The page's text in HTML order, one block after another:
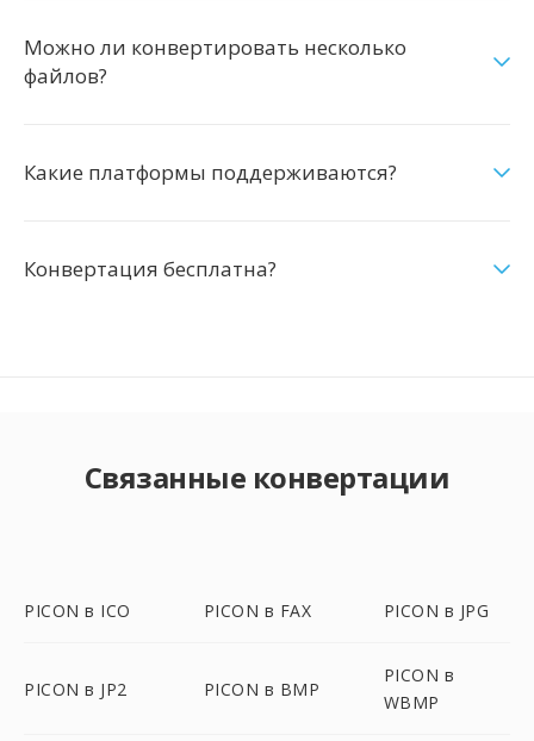
Можно ли конвертировать несколько
файлов?
Какие платформы поддерживаются?
Конвертация бесплатна?
Связанные конвертации
PICON в ICO PICON в FAX PICON в JPG
PICON в JP2 PICON в BMP
PICON в
WBMP